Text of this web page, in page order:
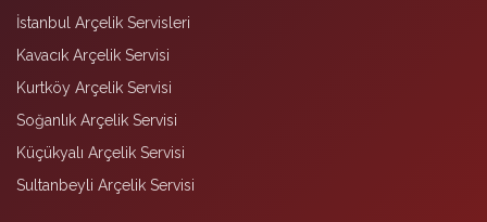
İstanbul Arçelik Servisleri
Kavacık Arçelik Servisi
Kurtköy Arçelik Servisi
Soğanlık Arçelik Servisi
Küçükyalı Arçelik Servisi
Sultanbeyli Arçelik Servisi